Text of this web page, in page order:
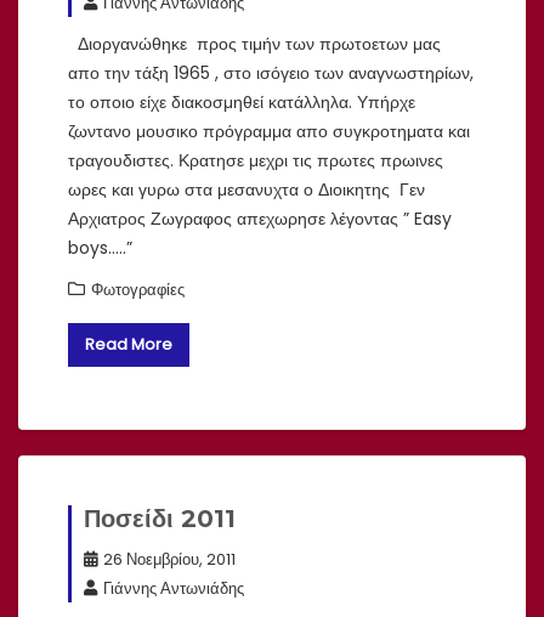
Διοργανώθηκε προς τιμήν των πρωτοετων μας
απο την τάξη 1965 , στο ισόγειο των αναγνωστηρίων,
το οποιο είχε διακοσμηθεί κατάλληλα. Υπήρχε
ζωντανο μουσικο πρόγραμμα απο συγκροτηματα και
τραγουδιστες. Κρατησε μεχρι τις πρωτες πρωινες
ωρες και γυρω στα μεσανυχτα ο Διοικητης Γεν
Αρχιατρος Ζωγραφος απεχωρησε λέγοντας ” Easy
boys…..”
Φωτογραφίες
Read More
Ποσείδι 2011
26 Νοεμβρίου, 2011
Γιάννης Αντωνιάδης